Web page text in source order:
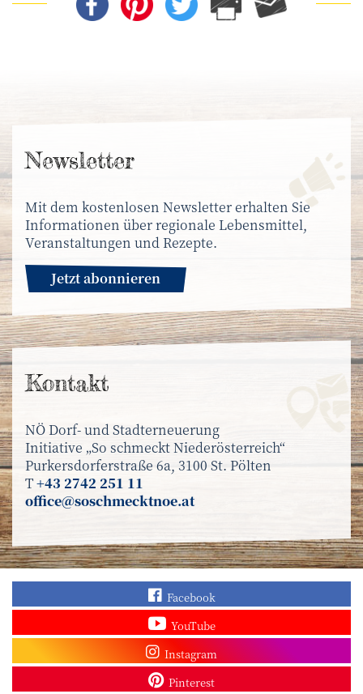
News­letter
Mit dem kostenlosen Newsletter erhalten Sie
Informationen über regionale Lebensmittel,
Veranstaltungen und Rezepte.
Jetzt abonnieren
Kontakt
NÖ Dorf- und Stadterneuerung
Initiative „So schmeckt Niederösterreich“
Purkersdorferstraße 6a, 3100 St. Pölten
T+43 2742 251 11
office@soschmecktnoe.at
Finden Sie „So
Facebook
Sehen Sie mehr
YouTube
Besuchen Sie unser
Instagram
Sieh dir unsere Pins
Pinterest